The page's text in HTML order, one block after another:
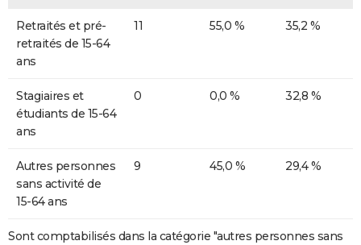
Retraités et pré-
retraités de 15-64
ans
11 55,0 % 35,2 %
Stagiaires et
étudiants de 15-64
ans
0 0,0 % 32,8 %
Autres personnes
sans activité de
15-64 ans
9 45,0 % 29,4 %
Sont comptabilisés dans la catégorie "autres personnes sans